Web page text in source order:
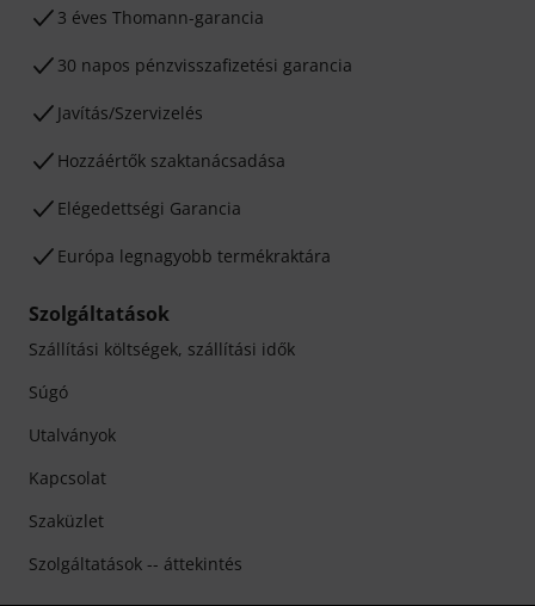
3 éves Thomann-garancia
30 napos pénzvisszafizetési garancia
Javítás/Szervizelés
Hozzáértők szaktanácsadása
Elégedettségi Garancia
Európa legnagyobb termékraktára
Szolgáltatások
Szállítási költségek, szállítási idők
Súgó
Utalványok
Kapcsolat
Szaküzlet
Szolgáltatások -- áttekintés